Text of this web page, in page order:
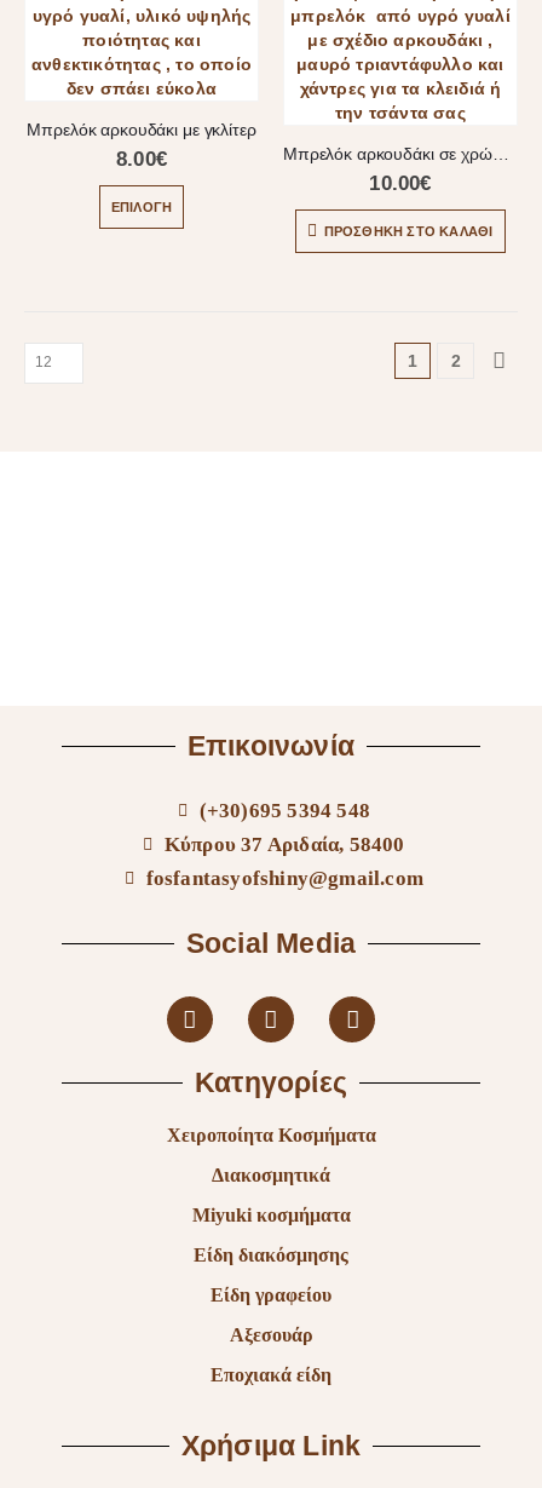
Μπρελόκ αρκουδάκι με γκλίτερ
8.00€
ΕΠΙΛΟΓΉ
Μπρελόκ αρκουδάκι σε χρώμα γκλίτερ τριανταφυλλί
10.00€
ΠΡΟΣΘΉΚΗ ΣΤΟ ΚΑΛΆΘΙ
1 2
Επικοινωνία
(+30)695 5394 548
Κύπρου 37 Αριδαία, 58400
fosfantasyofshiny@gmail.com
Social Media
Κατηγορίες
Χειροποίητα Κοσμήματα
Διακοσμητικά
Miyuki κοσμήματα
Είδη διακόσμησης
Είδη γραφείου
Αξεσουάρ
Εποχιακά είδη
Χρήσιμα Link